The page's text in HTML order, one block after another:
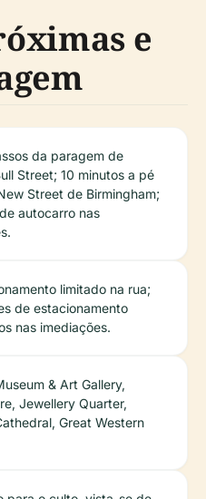
e
da paragem de
Street; 10 minutos a pé
Street de Birmingham;
autocarro nas
limitado na rua;
de estacionamento
nas imediações.
& Art Gallery,
Jewellery Quarter,
Great Western